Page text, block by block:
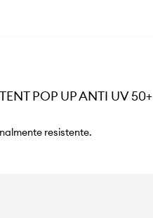
POP UP ANTI UV 50+
resistente.